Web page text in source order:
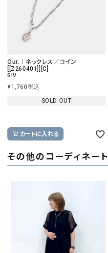
Our.｜ネックレス／コイン
[[Z260401]][C]
SIV
¥1,760税込
SOLD OUT
カートに入れる
その他のコーディネート